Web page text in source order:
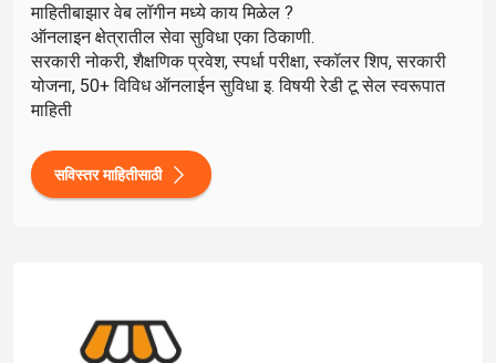
माहितीबाझार वेब लॉगीन मध्ये काय मिळेल ?
ऑनलाइन क्षेत्रातील सेवा सुविधा एका ठिकाणी.
सरकारी नोकरी, शैक्षणिक प्रवेश, स्पर्धा परीक्षा, स्कॉलर शिप, सरकारी
योजना, 50+ विविध ऑनलाईन सुविधा इ. विषयी रेडी टू सेल स्वरूपात
माहिती
सविस्तर माहितीसाठी